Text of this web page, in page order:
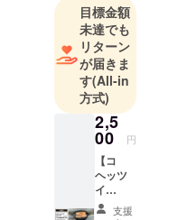
県立魚沼テ
クノスクー
ルのエクス
テリア左官
科卒業
新潟県十日
町市の
（株）大熊
工業にて修
目標金額
未達でも
リターン
が届きま
す(All-in
方式)
2,5
00 円
【コ
ヘッツ
イ
HAJIM
支援